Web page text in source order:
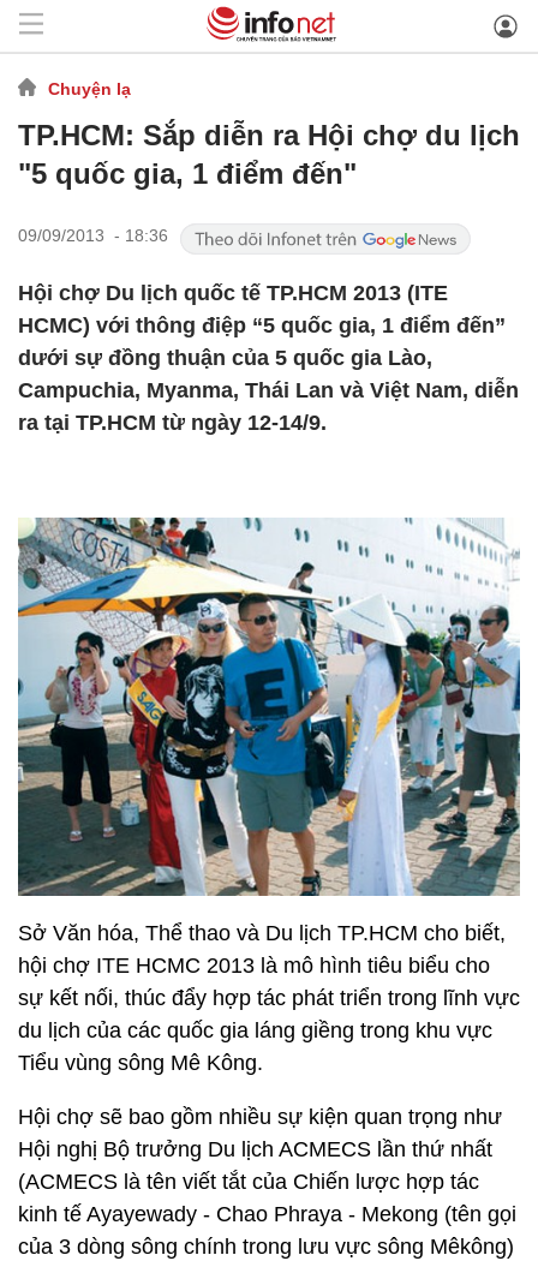
Chuyện lạ
TP.HCM: Sắp diễn ra Hội chợ du lịch
"5 quốc gia, 1 điểm đến"
09/09/2013 - 18:36
Hội chợ Du lịch quốc tế TP.HCM 2013 (ITE
HCMC) với thông điệp “5 quốc gia, 1 điểm đến”
dưới sự đồng thuận của 5 quốc gia Lào,
Campuchia, Myanma, Thái Lan và Việt Nam, diễn
ra tại TP.HCM từ ngày 12-14/9.
Sở Văn hóa, Thể thao và Du lịch TP.HCM cho biết,
hội chợ ITE HCMC 2013 là mô hình tiêu biểu cho
sự kết nối, thúc đẩy hợp tác phát triển trong lĩnh vực
du lịch của các quốc gia láng giềng trong khu vực
Tiểu vùng sông Mê Kông.
Hội chợ sẽ bao gồm nhiều sự kiện quan trọng như
Hội nghị Bộ trưởng Du lịch ACMECS lần thứ nhất
(ACMECS là tên viết tắt của Chiến lược hợp tác
kinh tế Ayayewady - Chao Phraya - Mekong (tên gọi
của 3 dòng sông chính trong lưu vực sông Mêkông)